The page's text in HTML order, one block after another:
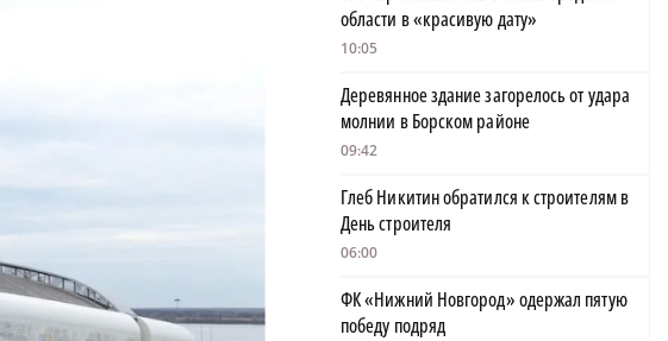
области в «красивую дату»
10:05
Деревянное здание загорелось от удара
молнии в Борском районе
09:42
Глеб Никитин обратился к строителям в
День строителя
06:00
ФК «Нижний Новгород» одержал пятую
победу подряд